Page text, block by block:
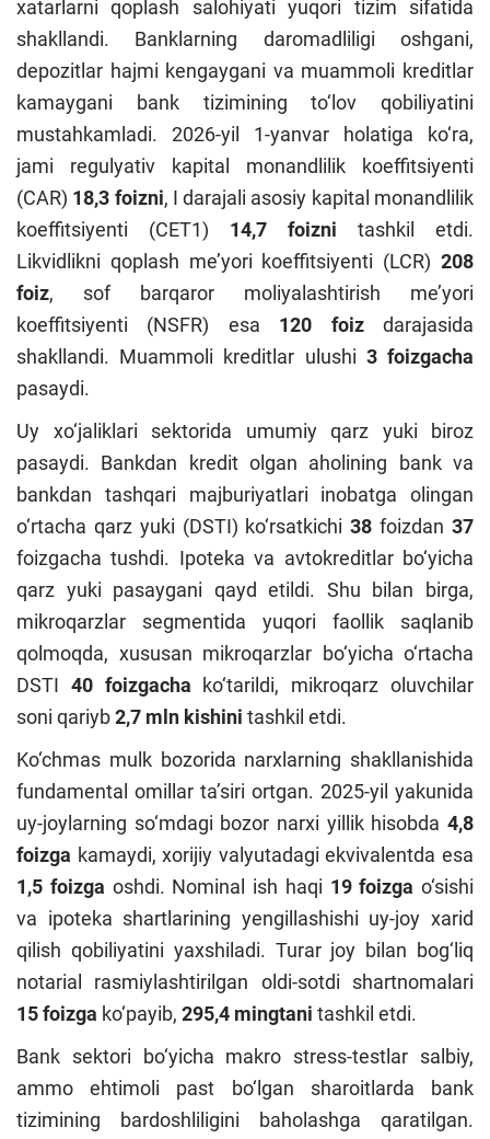
xatarlarni qoplash salohiyati yuqori tizim sifatida
shakllandi. Banklarning daromadliligi oshgani,
depozitlar hajmi kengaygani va muammoli kreditlar
kamaygani bank tizimining to‘lov qobiliyatini
mustahkamladi. 2026-yil 1-yanvar holatiga ko‘ra,
jami regulyativ kapital monandlilik koeffitsiyenti
(CAR) 18,3 foizni, I darajali asosiy kapital monandlilik
koeffitsiyenti (CET1) 14,7 foizni tashkil etdi.
Likvidlikni qoplash me’yori koeffitsiyenti (LCR) 208
foiz, sof barqaror moliyalashtirish me’yori
koeffitsiyenti (NSFR) esa 120 foizdarajasida
shakllandi. Muammoli kreditlar ulushi 3 foizgacha
pasaydi.
Uy xo‘jaliklari sektorida umumiy qarz yuki biroz
pasaydi. Bankdan kredit olgan aholining bank va
bankdan tashqari majburiyatlari inobatga olingan
o‘rtacha qarz yuki (DSTI) ko‘rsatkichi38 foizdan37
foizgacha tushdi. Ipoteka va avtokreditlar bo‘yicha
qarz yuki pasaygani qayd etildi. Shu bilan birga,
mikroqarzlar segmentida yuqori faollik saqlanib
qolmoqda, xususan mikroqarzlar bo‘yicha o‘rtacha
DSTI 40 foizgacha ko‘tarildi, mikroqarz oluvchilar
soni qariyb2,7 mln kishini tashkil etdi.
Ko‘chmas mulk bozorida narxlarning shakllanishida
fundamental omillar ta’siri ortgan. 2025-yil yakunida
uy-joylarning so‘mdagi bozor narxi yillik hisobda 4,8
foizga kamaydi, xorijiy valyutadagi ekvivalentda esa
1,5 foizga oshdi. Nominal ish haqi 19 foizga o‘sishi
va ipoteka shartlarining yengillashishi uy-joy xarid
qilish qobiliyatini yaxshiladi. Turar joy bilan bog‘liq
notarial rasmiylashtirilgan oldi-sotdi shartnomalari
15 foizga ko‘payib, 295,4 mingtani tashkil etdi.
Bank sektori bo‘yicha makro stress-testlar salbiy,
ammo ehtimoli past bo‘lgan sharoitlarda bank
tizimining bardoshliligini baholashga qaratilgan.